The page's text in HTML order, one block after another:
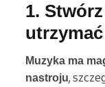
1.
Muzyka ma
nastroju,